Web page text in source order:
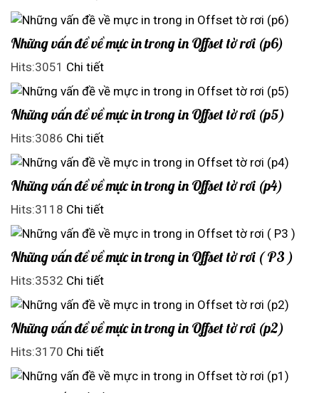
Những vấn đề về mực in trong in Offset tờ rơi (p6)
Hits:3051 Chi tiết
Những vấn đề về mực in trong in Offset tờ rơi (p5)
Hits:3086 Chi tiết
Những vấn đề về mực in trong in Offset tờ rơi (p4)
Hits:3118 Chi tiết
Những vấn đề về mực in trong in Offset tờ rơi ( P3 )
Hits:3532 Chi tiết
Những vấn đề về mực in trong in Offset tờ rơi (p2)
Hits:3170 Chi tiết